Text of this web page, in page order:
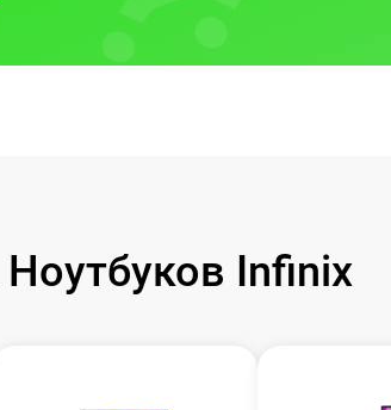
Infinix